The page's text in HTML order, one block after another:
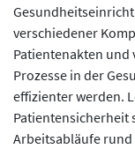
verschiedener
Patientenakten und
Prozesse in der
effizienter werden.
Patientensicherheit
Arbeitsabläufe rund